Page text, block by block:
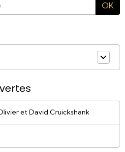
OK
et David Cruickshank